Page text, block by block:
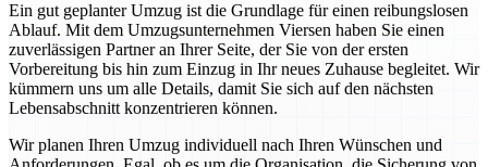
Ein gut geplanter Umzug ist die Grundlage für einen reibungslosen
Ablauf. Mit dem Umzugsunternehmen Viersen haben Sie einen
zuverlässigen Partner an Ihrer Seite, der Sie von der ersten
Vorbereitung bis hin zum Einzug in Ihr neues Zuhause begleitet. Wir
kümmern uns um alle Details, damit Sie sich auf den nächsten
Lebensabschnitt konzentrieren können.
Wir planen Ihren Umzug individuell nach Ihren Wünschen und